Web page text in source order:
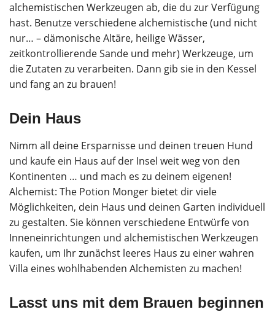
alchemistischen Werkzeugen ab, die du zur Verfügung
hast. Benutze verschiedene alchemistische (und nicht
nur… – dämonische Altäre, heilige Wässer,
zeitkontrollierende Sande und mehr) Werkzeuge, um
die Zutaten zu verarbeiten. Dann gib sie in den Kessel
und fang an zu brauen!
Dein Haus
Nimm all deine Ersparnisse und deinen treuen Hund
und kaufe ein Haus auf der Insel weit weg von den
Kontinenten … und mach es zu deinem eigenen!
Alchemist: The Potion Monger bietet dir viele
Möglichkeiten, dein Haus und deinen Garten individuell
zu gestalten. Sie können verschiedene Entwürfe von
Inneneinrichtungen und alchemistischen Werkzeugen
kaufen, um Ihr zunächst leeres Haus zu einer wahren
Villa eines wohlhabenden Alchemisten zu machen!
Lasst uns mit dem Brauen beginnen